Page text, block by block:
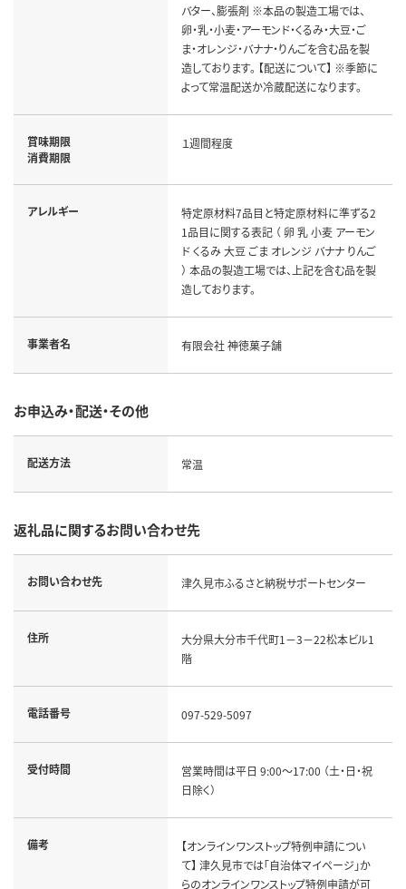
バター、膨張剤 ※本品の製造工場では、
卵・乳・小麦・アーモンド・くるみ・大豆・ご
ま・オレンジ・バナナ・りんごを含む品を製
造しております。 【配送について】 ※季節に
よって常温配送か冷蔵配送になります。
賞味期限
消費期限
１週間程度
アレルギー
特定原材料7品目と特定原材料に準ずる2
1品目に関する表記 （ 卵 乳 小麦 アーモン
ド くるみ 大豆 ごま オレンジ バナナ りんご
） 本品の製造工場では、上記を含む品を製
造しております。
事業者名 有限会社 神徳菓子舗
お申込み・配送・その他
配送方法 常温
返礼品に関するお問い合わせ先
お問い合わせ先 津久見市ふるさと納税サポートセンター
住所
大分県大分市千代町1－3－22松本ビル1
階
電話番号 097-529-5097
受付時間
営業時間は平日 9:00～17:00 （土・日・祝
日除く）
備考
【オンラインワンストップ特例申請につい
て】 津久見市では「自治体マイページ」か
らのオンラインワンストップ特例申請が可